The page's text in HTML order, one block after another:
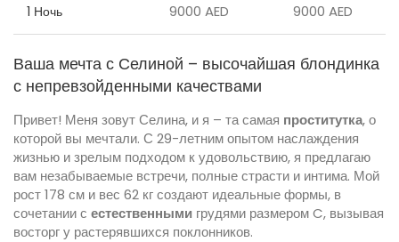
1 Ночь 9000 AED 9000 AED
Ваша мечта с Селиной – высочайшая блондинка
с непревзойденными качествами
Привет! Меня зовут Селина, и я – та самая проститутка, о
которой вы мечтали. С 29-летним опытом наслаждения
жизнью и зрелым подходом к удовольствию, я предлагаю
вам незабываемые встречи, полные страсти и интима. Мой
рост 178 см и вес 62 кг создают идеальные формы, в
сочетании с естественными грудями размером C, вызывая
восторг у растерявшихся поклонников.